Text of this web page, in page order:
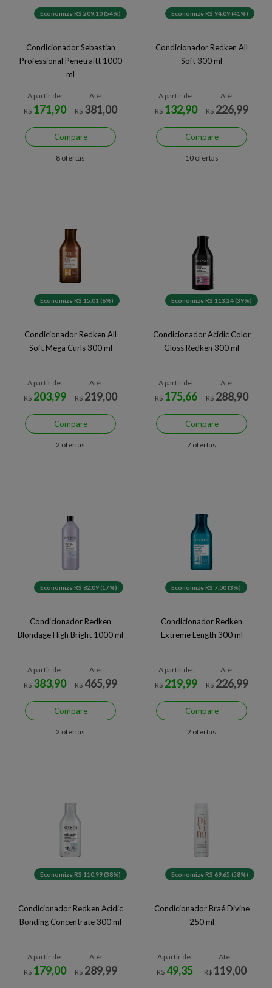
Economize R$ 209,10 (54%)
Condicionador Sebastian
Professional Penetraitt 1000
ml
A partir de:
R$ 171,90
Até:
R$ 381,00
Compare
8 ofertas
Economize R$ 94,09 (41%)
Condicionador Redken All
Soft 300 ml
A partir de:
R$ 132,90
Até:
R$ 226,99
Compare
10 ofertas
Economize R$ 15,01 (6%)
Condicionador Redken All
Soft Mega Curls 300 ml
A partir de:
R$ 203,99
Até:
R$ 219,00
Compare
2 ofertas
Economize R$ 113,24 (39%)
Condicionador Acidic Color
Gloss Redken 300 ml
A partir de:
R$ 175,66
Até:
R$ 288,90
Compare
7 ofertas
Economize R$ 82,09 (17%)
Condicionador Redken
Blondage High Bright 1000 ml
A partir de:
R$ 383,90
Até:
R$ 465,99
Compare
2 ofertas
Economize R$ 7,00 (3%)
Condicionador Redken
Extreme Length 300 ml
A partir de:
R$ 219,99
Até:
R$ 226,99
Compare
2 ofertas
Economize R$ 110,99 (38%)
Condicionador Redken Acidic
Bonding Concentrate 300 ml
A partir de:
R$ 179,00
Até:
R$ 289,99
Economize R$ 69,65 (58%)
Condicionador Braé Divine
250 ml
A partir de:
R$ 49,35
Até:
R$ 119,00